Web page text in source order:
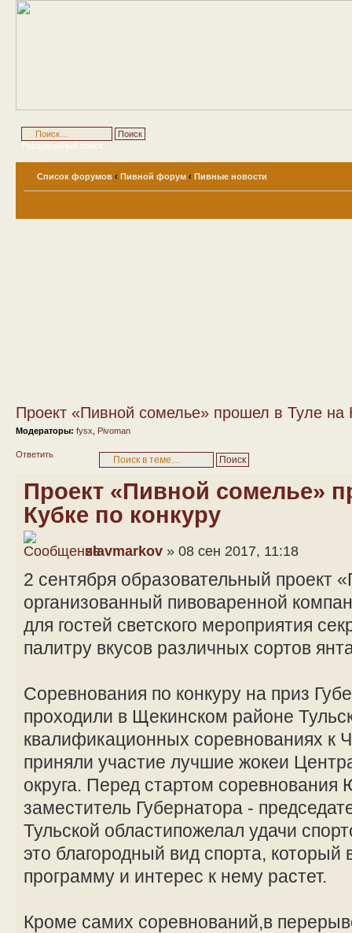
Расширенный поиск
Список форумов ‹ Пивной форум ‹ Пивные новости
Проект «Пивной сомелье» прошел в Туле на
Модераторы: fysx Pivoman
Ответить
Проект «Пивной сомелье»
Кубке по конкуру
slavmarkov » 08 сен 2017, 11:18
2 сентября образовательный проект
организованный пивоваренной
для гостей светского мероприятия
палитру вкусов различных сортов
Соревнования по конкуру на приз
проходили в Щекинском районе
квалификационных соревнованиях к
приняли участие лучшие жокеи
округа. Перед стартом
заместитель Губернатора -
Тульской областипожелал удачи
это благородный вид спорта, который
программу и интерес к нему растет.
Кроме самих соревнований,в